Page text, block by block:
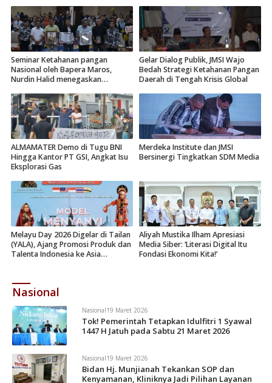
Seminar Ketahanan pangan
Nasional oleh Bapera Maros,
Nurdin Halid menegaskan
Gelar Dialog Publik, JMSI Wajo
Bedah Strategi Ketahanan Pangan
Daerah di Tengah Krisis Global
ALMAMATER Demo di Tugu BNI
Hingga Kantor PT GSI, Angkat Isu
Eksplorasi Gas
Merdeka Institute dan JMSI
Bersinergi Tingkatkan SDM Media
Melayu Day 2026 Digelar di Tailan
(YALA), Ajang Promosi Produk dan
Talenta Indonesia ke Asia
Aliyah Mustika Ilham Apresiasi
Media Siber: ‘Literasi Digital Itu
Fondasi Ekonomi Kita!’
Nasional
Nasional19 Maret 2026
Tok! Pemerintah Tetapkan Idulfitri 1 Syawal
1447 H Jatuh pada Sabtu 21 Maret 2026
Nasional19 Maret 2026
Bidan Hj. Munjianah Tekankan SOP dan
Kenyamanan, Kliniknya Jadi Pilihan Layanan